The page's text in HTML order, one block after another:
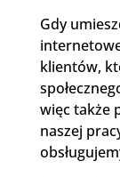
Gdy
klientów,
więc także
naszej